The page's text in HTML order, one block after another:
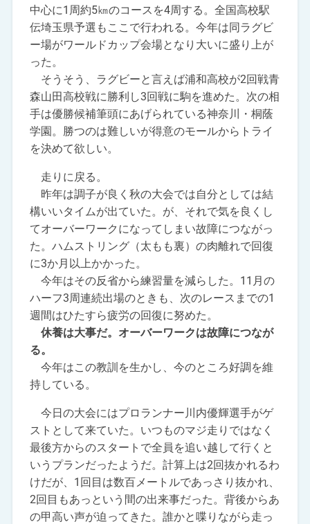
中心に1周約5㎞のコースを4周する。全国高校駅
伝埼玉県予選もここで行われる。今年は同ラグビ
ー場がワールドカップ会場となり大いに盛り上が
った。
そうそう、ラグビーと言えば浦和高校が2回戦青
森山田高校戦に勝利し3回戦に駒を進めた。次の相
手は優勝候補筆頭にあげられている神奈川・桐蔭
学園。勝つのは難しいが得意のモールからトライ
を決めて欲しい。
走りに戻る。
昨年は調子が良く秋の大会では自分としては結
構いいタイムが出ていた。が、それで気を良くし
てオーバーワークになってしまい故障につながっ
た。ハムストリング（太もも裏）の肉離れで回復
に3か月以上かかった。
今年はその反省から練習量を減らした。11月の
ハーフ3周連続出場のときも、次のレースまでの1
週間はひたすら疲労の回復に努めた。
休養は大事だ。オーバーワークは故障につなが
る。
今年はこの教訓を生かし、今のところ好調を維
持している。
今日の大会にはプロランナー川内優輝選手がゲ
ストとして来ていた。いつものマジ走りではなく
最後方からのスタートで全員を追い越して行くと
いうプランだったようだ。計算上は2回抜かれるわ
けだが、1回目は数百メートルであっさり抜かれ、
2回目もあっという間の出来事だった。背後からあ
の甲高い声が迫ってきた。誰かと喋りながら走っ